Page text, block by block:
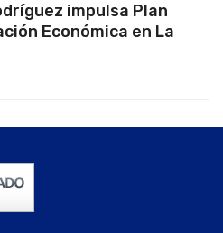
impulsa Plan
Económica en La